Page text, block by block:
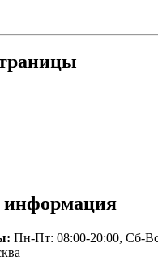
информация
Пн-Пт: 08:00-20:00, Сб-